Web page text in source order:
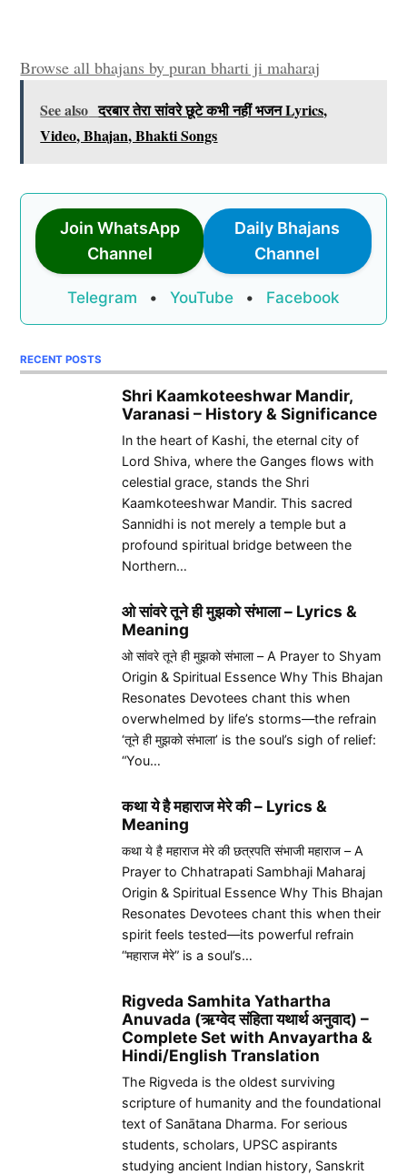
Browse all bhajans by puran bharti ji maharaj
See also दरबार तेरा सांवरे छूटे कभी नहीं भजन Lyrics,
Video, Bhajan, Bhakti Songs
Join WhatsApp
Channel
Daily Bhajans
Channel
Telegram • YouTube • Facebook
RECENT POSTS
Shri Kaamkoteeshwar Mandir,
Varanasi – History & Significance
In the heart of Kashi, the eternal city of
Lord Shiva, where the Ganges flows with
celestial grace, stands the Shri
Kaamkoteeshwar Mandir. This sacred
Sannidhi is not merely a temple but a
profound spiritual bridge between the
Northern…
ओ सांवरे तूने ही मुझको संभाला – Lyrics &
Meaning
ओ सांवरे तूने ही मुझको संभाला – A Prayer to Shyam
Origin & Spiritual Essence Why This Bhajan
Resonates Devotees chant this when
overwhelmed by life’s storms—the refrain
‘तूने ही मुझको संभाला’ is the soul’s sigh of relief:
“You…
कथा ये है महाराज मेरे की – Lyrics &
Meaning
कथा ये है महाराज मेरे की छत्रपति संभाजी महाराज – A
Prayer to Chhatrapati Sambhaji Maharaj
Origin & Spiritual Essence Why This Bhajan
Resonates Devotees chant this when their
spirit feels tested—its powerful refrain
“महाराज मेरे” is a soul’s…
Rigveda Samhita Yathartha
Anuvada (ऋग्वेद संहिता यथार्थ अनुवाद) –
Complete Set with Anvayartha &
Hindi/English Translation
The Rigveda is the oldest surviving
scripture of humanity and the foundational
text of Sanātana Dharma. For serious
students, scholars, UPSC aspirants
studying ancient Indian history, Sanskrit